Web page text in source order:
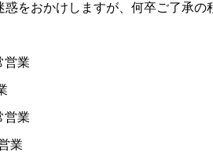
をおかけしますが、何卒ご了承の
営業
営業
業